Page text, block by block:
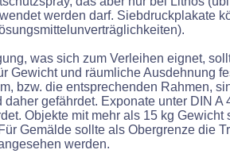
werden darf. Siebdruckplakate
was sich zum Verleihen eignet,
Gewicht und räumliche Ausdehnung
bzw. die entsprechenden Rahmen,
daher gefährdet. Exponate unter DIN A
Objekte mit mehr als 15 kg Gewicht
Gemälde sollte als Obergrenze die
werden.